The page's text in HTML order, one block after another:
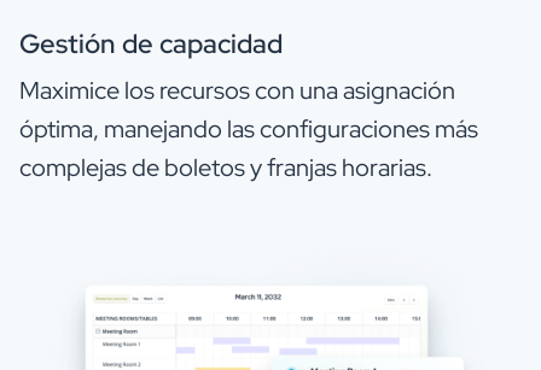
Gestión de capacidad
Maximice los recursos con una asignación
óptima, manejando las configuraciones más
complejas de boletos y franjas horarias.